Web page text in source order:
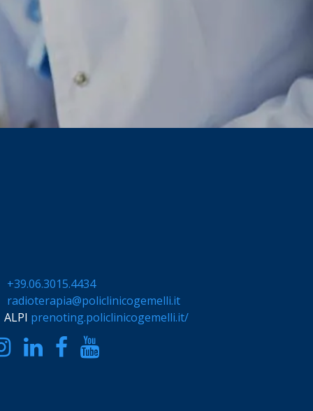
+39.06.3015.4434
radioterapia@policlinicogemelli.it
ALPI prenoting.policlinicogemelli.it/